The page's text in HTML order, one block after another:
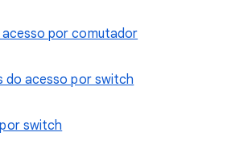
por comutador
do acesso por switch
switch